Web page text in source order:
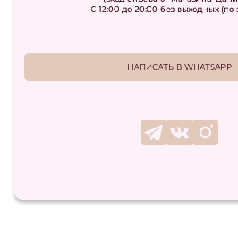
С 12:00 до 20:00 без выходных (по
НАПИСАТЬ В WHATSAPP